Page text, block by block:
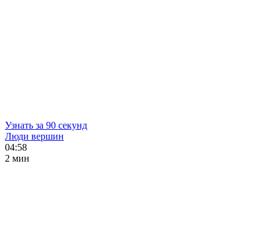
Узнать за 90 секунд
Люди вершин
04:58
2 мин